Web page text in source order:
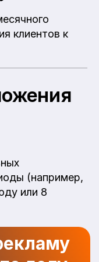
клиентов к
(например,
или 8